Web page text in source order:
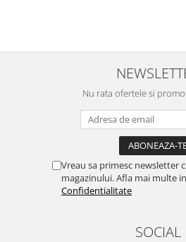
Nu rata ofertele si
Vreau sa primesc newsletter
magazinului. Afla mai multe in
Confidentialitate
SOCIAL